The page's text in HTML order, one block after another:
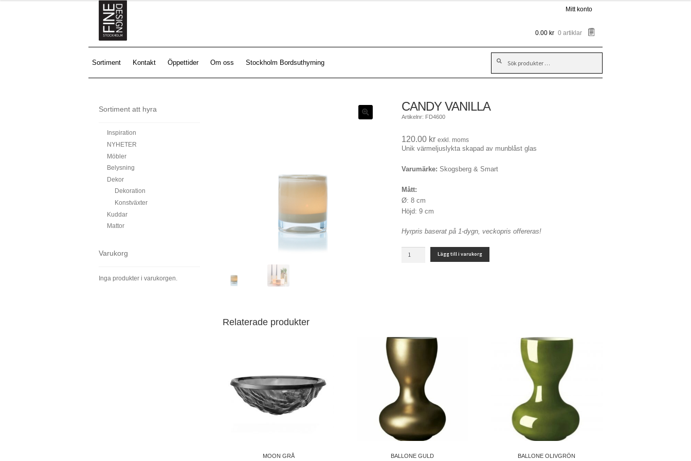
Mitt konto
0.00 kr 0 artiklar
Sortiment Kontakt Öppettider Om oss Stockholm Bordsuthyrning
efter:
CANDY VANILLA
Artikelnr: FD4600
120.00 kr exkl. moms
Unik värmeljuslykta skapad av munblåst glas
Varumärke: Skogsberg & Smart
Mått:
Ø: 8 cm
Höjd: 9 cm
Hyrpris baserat på 1-dygn, veckopris offereras!
Lägg till i varukorg
Relaterade produkter
MOON GRÅ BALLONE GULD BALLONE OLIVGRÖN
Sortiment att hyra
Inspiration
NYHETER
Möbler
Belysning
Dekor
Dekoration
Konstväxter
Kuddar
Mattor
Varukorg
Inga produkter i varukorgen.